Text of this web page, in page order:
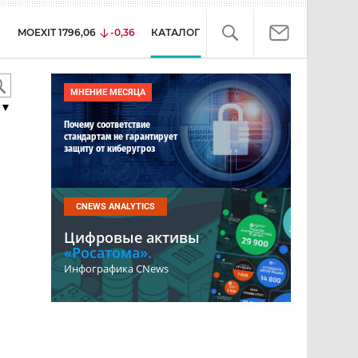
MOEXIT 1796,06 -0,36 КАТАЛОГ
МНЕНИЕ МЕСЯЦА
Почему соответствие
стандартам не гарантирует
защиту от киберугроз
CNEWS ANALYTICS
Цифровые активы
«Росатома».
Инфографика CNews